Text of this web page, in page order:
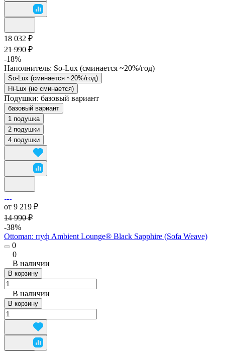
18 032 ₽
21 990 ₽
-18%
Наполнитель: So-Lux (cминается ~20%/год)
So-Lux (cминается ~20%/год)
Hi-Lux (не сминается)
Подушки: базовый вариант
базовый вариант
1 подушка
2 подушки
4 подушки
от 9 219 ₽
14 990 ₽
-38%
Ottoman: пуф Ambient Lounge® Black Sapphire (Sofa Weave)
0
0
В наличии
В корзину
В наличии
В корзину